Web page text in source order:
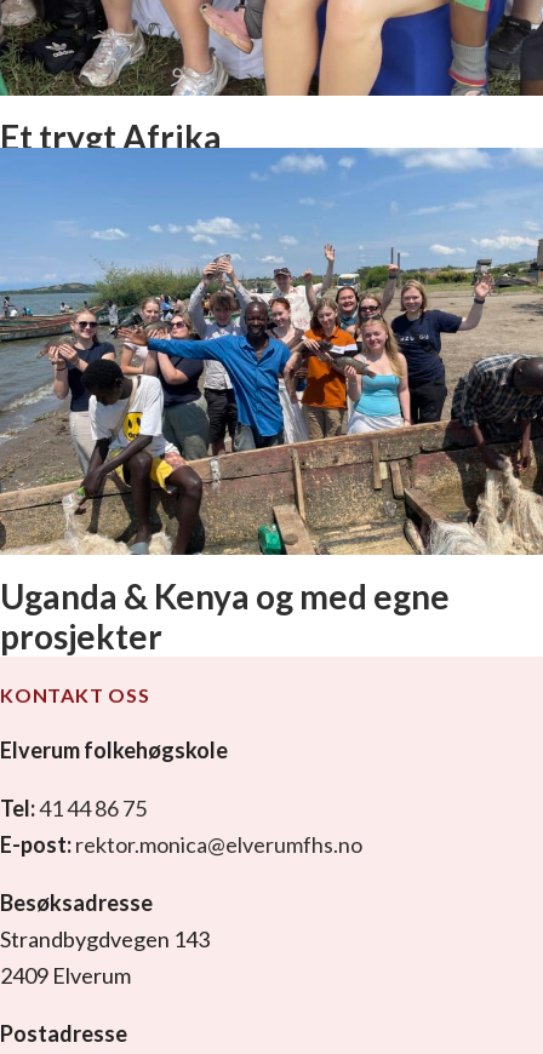
Et trygt Afrika
Uganda & Kenya og med egne
prosjekter
KONTAKT OSS
Elverum folkehøgskole
Tel:41 44 86 75
E-post:rektor.monica@elverumfhs.no
Besøksadresse
Strandbygdvegen 143
2409 Elverum
Postadresse